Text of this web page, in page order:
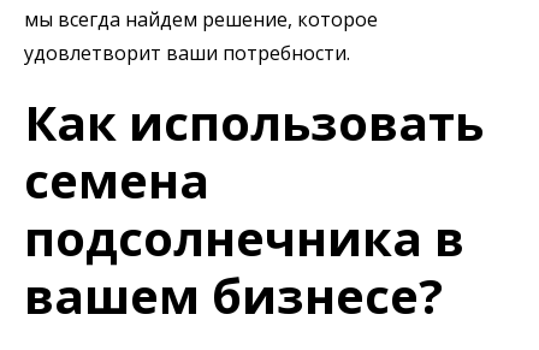
мы всегда найдем решение, которое
удовлетворит ваши потребности.
Как использовать
семена
подсолнечника в
вашем бизнесе?